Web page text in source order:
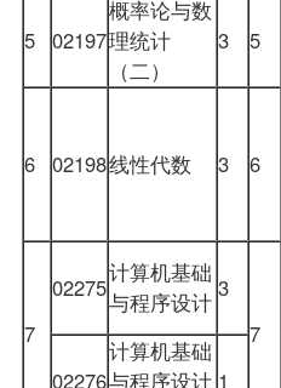
5 02197
概率论与数
理统计
（二）
3 5
6 02198线性代数 3 6
7
02275
计算机基础
与程序设计 3
7
02276
计算机基础
与程序设计 1